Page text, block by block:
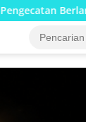
TMMD